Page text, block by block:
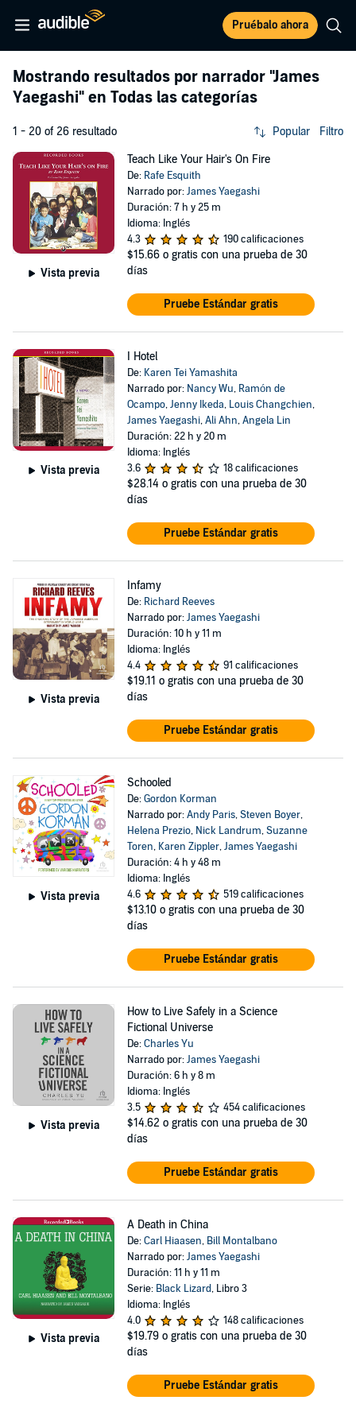
Pruébalo ahora
Mostrando resultados por narrador "James
Yaegashi" en Todas las categorías
1 - 20 of 26 resultado Popular Filtro
Vista previa
Teach Like Your Hair's On Fire
De: Rafe Esquith
Narrado por:James Yaegashi
Duración: 7 h y 25 m
Idioma: Inglés
4.3
190 calificaciones
$15.66 o gratis con una prueba de 30
días
Pruebe Estándar gratis
Vista previa
I Hotel
De: Karen Tei Yamashita
Narrado por: Nancy Wu, Ramón de
Ocampo,Jenny Ikeda, Louis Changchien,
James Yaegashi,Ali Ahn,Angela Lin
Duración: 22 h y 20 m
Idioma: Inglés
3.6
18 calificaciones
$28.14 o gratis con una prueba de 30
días
Pruebe Estándar gratis
Vista previa
Infamy
De: Richard Reeves
Narrado por:James Yaegashi
Duración: 10 h y 11 m
Idioma: Inglés
4.4
91 calificaciones
$19.11 o gratis con una prueba de 30
días
Pruebe Estándar gratis
Vista previa
Schooled
De:Gordon Korman
Narrado por:Andy Paris,Steven Boyer,
Helena Prezio, Nick Landrum,Suzanne
Toren, Karen Zippler,James Yaegashi
Duración: 4 h y 48 m
Idioma: Inglés
4.6
519 calificaciones
$13.10 o gratis con una prueba de 30
días
Pruebe Estándar gratis
Vista previa
How to Live Safely in a Science
Fictional Universe
De:Charles Yu
Narrado por:James Yaegashi
Duración: 6 h y 8 m
Idioma: Inglés
3.5
454 calificaciones
$14.62 o gratis con una prueba de 30
días
Pruebe Estándar gratis
Vista previa
A Death in China
De:Carl Hiaasen, Bill Montalbano
Narrado por:James Yaegashi
Duración: 11 h y 11 m
Serie: Black Lizard, Libro 3
Idioma: Inglés
4.0
148 calificaciones
$19.79 o gratis con una prueba de 30
días
Pruebe Estándar gratis